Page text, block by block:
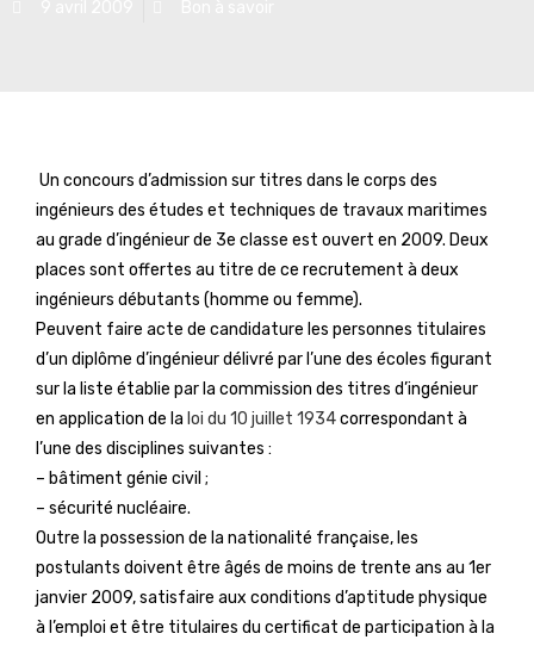
Un concours d’admission sur titres dans le corps des
ingénieurs des études et techniques de travaux maritimes
au grade d’ingénieur de 3e classe est ouvert en 2009. Deux
places sont offertes au titre de ce recrutement à deux
ingénieurs débutants (homme ou femme).
Peuvent faire acte de candidature les personnes titulaires
d’un diplôme d’ingénieur délivré par l’une des écoles figurant
sur la liste établie par la commission des titres d’ingénieur
en application de la loi du 10 juillet 1934correspondant à
l’une des disciplines suivantes :
– bâtiment génie civil ;
– sécurité nucléaire.
Outre la possession de la nationalité française, les
postulants doivent être âgés de moins de trente ans au 1er
janvier 2009, satisfaire aux conditions d’aptitude physique
à l’emploi et être titulaires du certificat de participation à la